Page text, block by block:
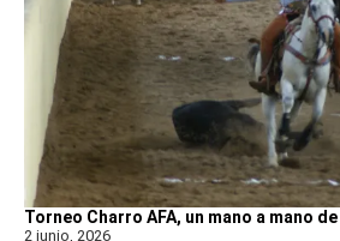
Torneo Charro AFA, un mano a mano
2 junio, 2026